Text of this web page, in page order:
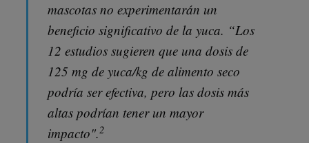
mascotas no experimentarán un
beneficio significativo de la yuca. “Los
12 estudios sugieren que una dosis de
125 mg de yuca/kg de alimento seco
podría ser efectiva, pero las dosis más
altas podrían tener un mayor
impacto".2